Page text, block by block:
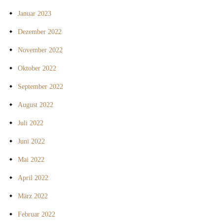
Januar 2023
Dezember 2022
November 2022
Oktober 2022
September 2022
August 2022
Juli 2022
Juni 2022
Mai 2022
April 2022
März 2022
Februar 2022